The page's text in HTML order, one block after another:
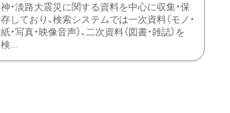
神・淡路大震災に関する資料を中心に収集・保
存しており、検索システムでは一次資料（モノ・
紙・写真・映像音声）、二次資料（図書・雑誌）を
検...